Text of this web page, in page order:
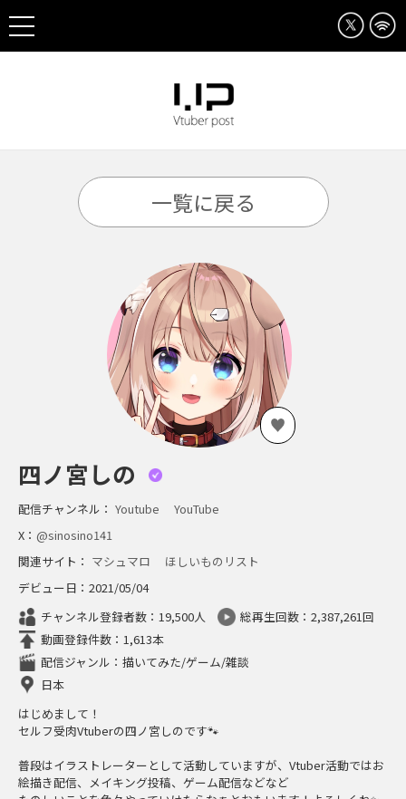
一覧に戻る
四ノ宮しの
配信チャンネル： Youtube
YouTube
X： @sinosino141
関連サイト： マシュマロ
ほしいものリスト
デビュー日：2021/05/04
チャンネル登録者数：19,500人
総再生回数：2,387,261回
動画登録件数：1,613本
配信ジャンル：描いてみた/ゲーム/雑談
日本
はじめまして！
セルフ受肉Vtuberの四ノ宮しのです🐾
普段はイラストレーターとして活動していますが、Vtuber活動ではお
絵描き配信、メイキング投稿、ゲーム配信などなど